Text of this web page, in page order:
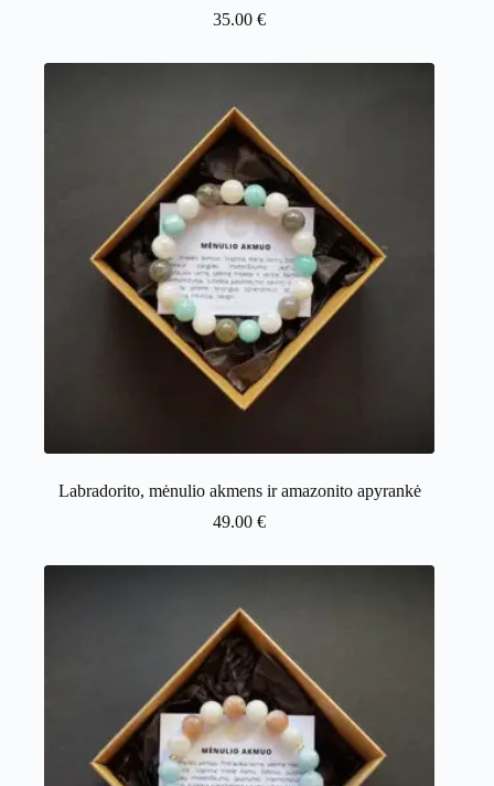
35.00€
Labradorito, mėnulio akmens ir amazonito apyrankė
49.00€